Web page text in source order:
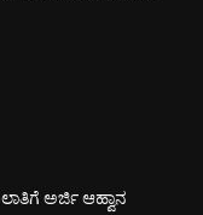
ಅರ್ಜಿ ಆಹ್ವಾನ